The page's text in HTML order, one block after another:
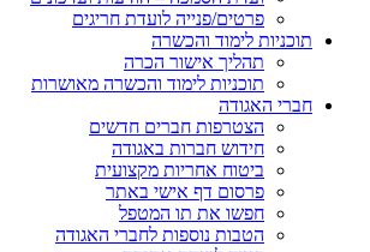
פרטים/פנייה לועדת חריגים
תוכניות לימוד והכשרה
תהליך אישור הכרה
תוכניות לימוד והכשרה מאושרות
חברי האגודה
הצטרפות חברים חדשים
חידוש חברות באגודה
ביטוח אחריות מקצועית
פרסום דף אישי באתר
חפשו את תו המטפל
הטבות נוספות לחברי האגודה